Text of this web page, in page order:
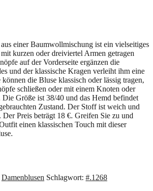
einer Baumwollmischung ist ein vielseitiges
kurzen oder dreiviertel Armen getragen
auf der Vorderseite ergänzen die
und der klassische Kragen verleiht ihm eine
die Bluse klassisch oder lässig tragen,
schließen oder mit einem Knoten oder
Größe ist 38/40 und das Hemd befindet
Zustand. Der Stoff ist weich und
Der Preis beträgt 18 €. Greifen Sie zu und
einen klassischen Touch mit dieser
Damenblusen Schlagwort: #.1268